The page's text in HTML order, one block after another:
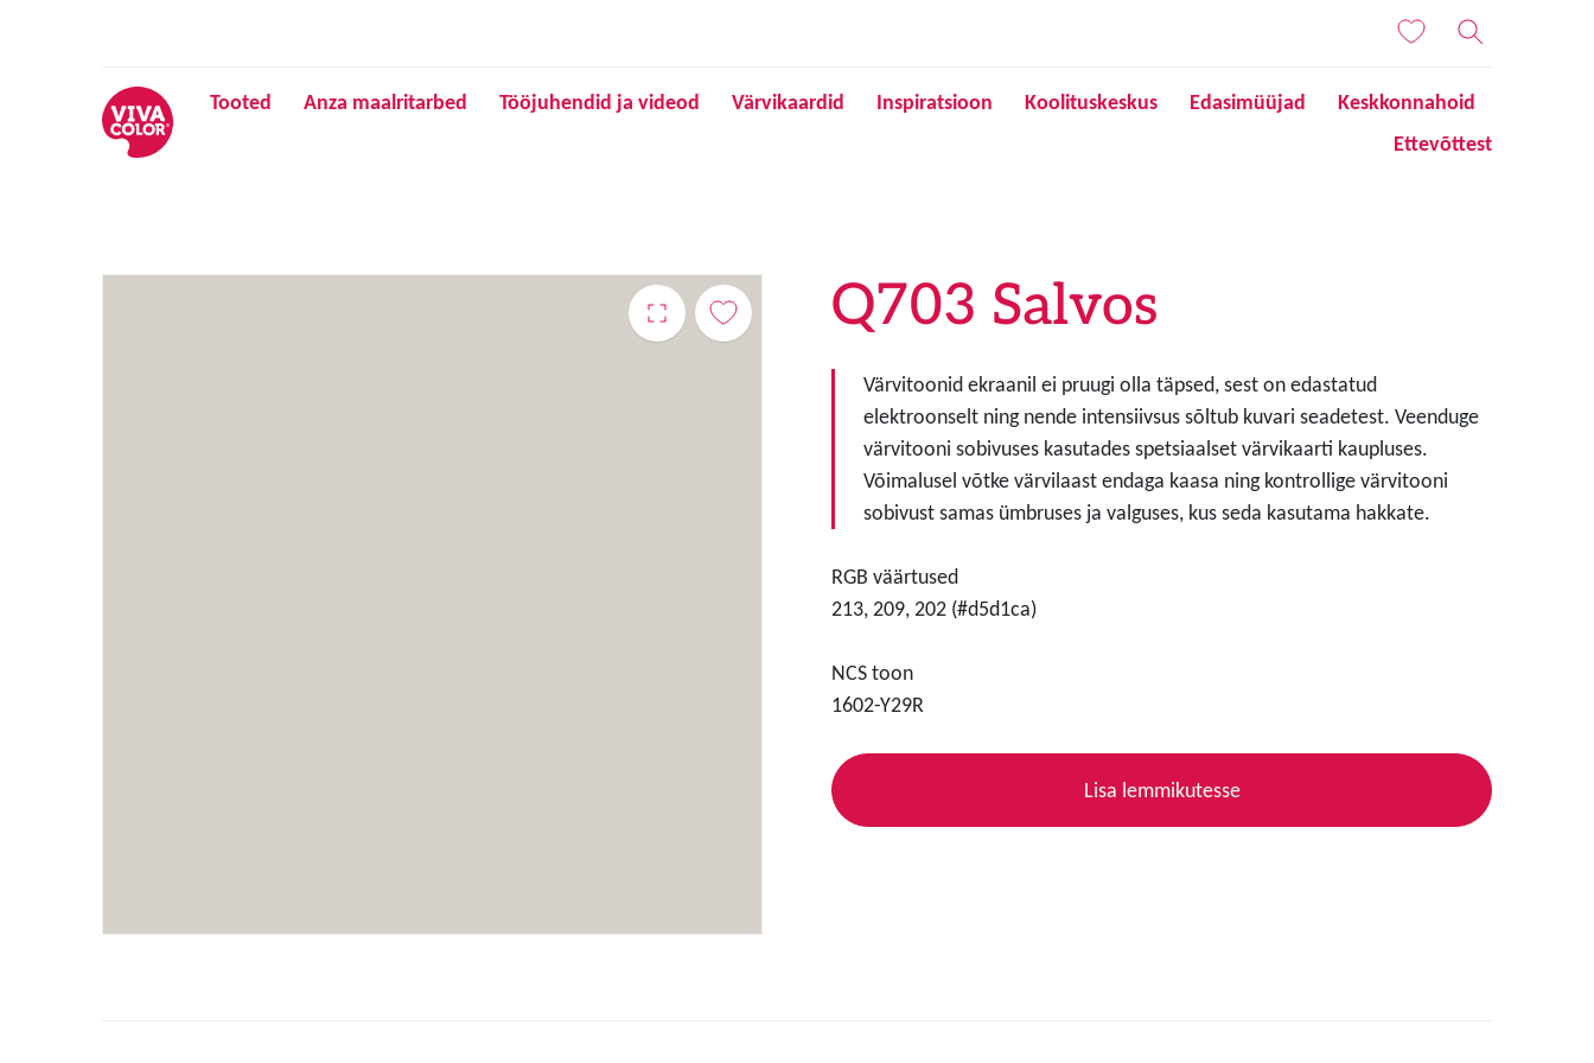
Tooted Anza maalritarbed Tööjuhendid ja videod Värvikaardid Inspiratsioon Koolituskeskus Edasimüüjad
Keskkonnahoid
Ettevõttest
Q703 Salvos
Värvitoonid ekraanil ei pruugi olla täpsed, sest on edastatud
elektroonselt ning nende intensiivsus sõltub kuvari seadetest. Veenduge
värvitooni sobivuses kasutades spetsiaalset värvikaarti kaupluses.
Võimalusel võtke värvilaast endaga kaasa ning kontrollige värvitooni
sobivust samas ümbruses ja valguses, kus seda kasutama hakkate.
RGB väärtused
213, 209, 202 (#d5d1ca)
NCS toon
1602-Y29R
Lisa lemmikutesse